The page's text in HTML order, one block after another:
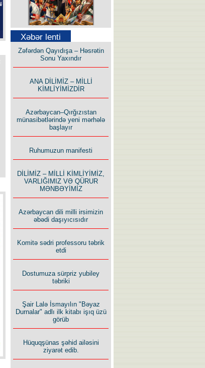
Səfər Alışarlı yazır
Uzun yolun Yolçusu
Bu yolda mən varam!
İlham İsmayıl yazır:
Rusiyanın süqutunu qaçılmaz
edən beş şərt
Xəbər lenti
Zəfərdən Qayıdışa – Həsrətin
Sonu Yaxındır
ANA DİLİMİZ – MİLLİ
KİMLİYİMİZDİR
Azərbaycan–Qırğızıstan
münasibətlərində yeni mərhələ
başlayır
Ruhumuzun manifesti
DİLİMİZ – MİLLİ KİMLİYİMİZ,
VARLIĞIMIZ VƏ QÜRUR
MƏNBƏYİMİZ
Azərbaycan dili milli irsimizin
əbədi daşıyıcısıdır
Komitə sədri professoru təbrik
etdi
Dostumuza sürpriz yubiley
təbriki
Şair Lalə İsmayılın "Bəyaz
Durnalar" adlı ilk kitabı işıq üzü
görüb
Hüquqşünas şəhid ailəsini
ziyarət edib.